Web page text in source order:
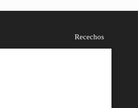
Recechos